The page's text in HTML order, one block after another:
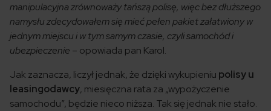
manipulacyjna zrównoważy tańszą polisę, więc bez dłuższego
namysłu zdecydowałem się mieć pełen pakiet załatwiony w
jednym miejscu i w tym samym czasie, czyli samochód i
ubezpieczenie – opowiada pan Karol.
Jak zaznacza, liczył jednak, że dzięki wykupieniu polisy u
leasingodawcy, miesięczna rata za „wypożyczenie
samochodu”, będzie nieco niższa. Tak się jednak nie stało.